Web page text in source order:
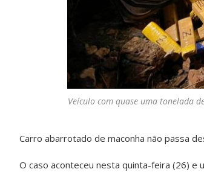
Veículo com quase uma tonelada
Carro abarrotado de maconha não passa
O caso aconteceu nesta quinta-feira (26) e